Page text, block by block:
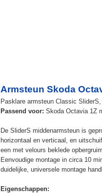
Armsteun Skoda
Pasklare armsteun Classic
Passend voor: Skoda Octavia 1Z
De SliderS middenarmsteun is
horizontaal en verticaal, en
een met velours beklede
Eenvoudige montage in circa 10
duidelijke, universele montage
Eigenschappen: